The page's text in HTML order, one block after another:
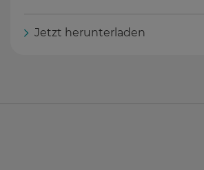
Jetzt herunterladen